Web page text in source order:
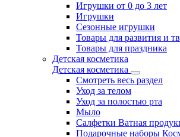
Игрушки от 0 до 3 лет
Игрушки
Сезонные игрушки
Товары для развития и
Товары для праздника
Детская косметика
Детская косметика
Смотреть весь раздел
Уход за телом
Уход за полостью рта
Мыло
Салфетки Ватная
Подарочные наборы